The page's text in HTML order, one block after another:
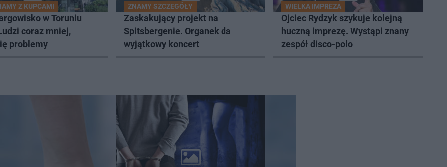
Z KUPCAMI
w Toruniu
coraz mniej,
problemy
ZNAMY SZCZEGÓŁY
Zaskakujący projekt na
Spitsbergenie. Organek da
wyjątkowy koncert
WIELKA IMPREZA
Ojciec Rydzyk szykuje kolejną
huczną imprezę. Wystąpi znany
zespół disco-polo